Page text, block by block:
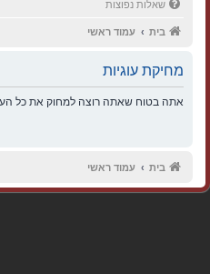
שאלות נפוצות
בית עמוד ראשי
מחיקת עוגיות
אתה בטוח שאתה רוצה למחוק את כל
בית עמוד ראשי